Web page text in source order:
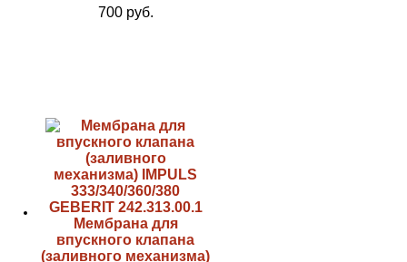
700 руб.
Мембрана для
впускного клапана
(заливного механизма)